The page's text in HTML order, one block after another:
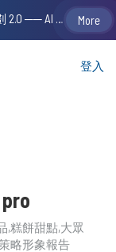
登入
糕餅甜點大眾
略形象報告
【VM 布爾喬亞招募中】新聲代發展計劃 2.0 ── AI PR 人才加速養成計劃（歡迎「應屆畢業生」、「一年以下相關 / 三年以下非相關經驗工作者」申請加入） More